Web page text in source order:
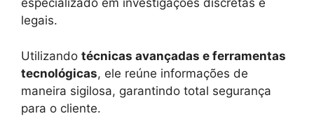
especializado em investigações discretas e
legais.
Utilizando técnicas avançadas e ferramentas
tecnológicas, ele reúne informações de
maneira sigilosa, garantindo total segurança
para o cliente.